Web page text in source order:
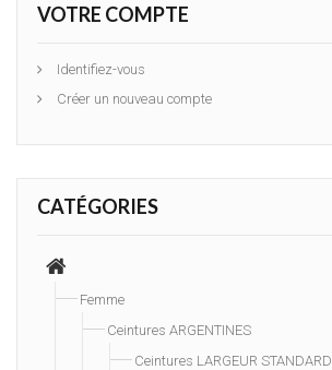
VOTRE COMPTE
Identifiez-vous
Créer un nouveau compte
CATÉGORIES
Femme
Ceintures ARGENTINES
Ceintures LARGEUR STANDARD